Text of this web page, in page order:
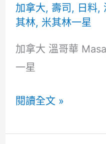
加拿大, 壽司 , 日料,
其林, 米其林一星
加拿大 溫哥華
一星
加
大
閱讀全文 »